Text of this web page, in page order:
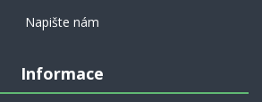
Napište nám
Informace